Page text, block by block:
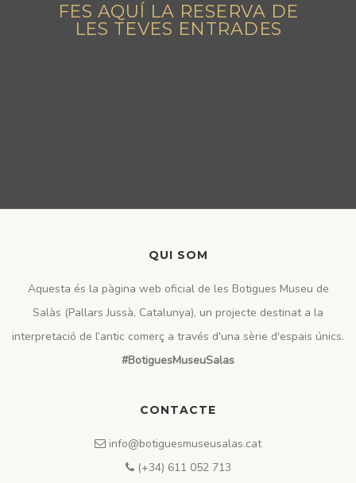
FES AQUÍ LA RESERVA DE
LES TEVES ENTRADES
QUI SOM
Aquesta és la pàgina web oficial de les Botigues Museu de
Salàs (Pallars Jussà, Catalunya), un projecte destinat a la
interpretació de l’antic comerç a través d'una sèrie d'espais únics.
#BotiguesMuseuSalas
CONTACTE
info@botiguesmuseusalas.cat
(+34) 611 052 713